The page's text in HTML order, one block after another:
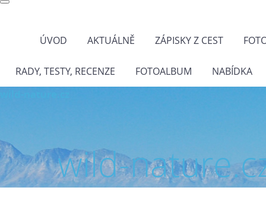
ÚVOD AKTUÁLNĚ ZÁPISKY Z CEST
RADY, TESTY, RECENZE FOTOALBUM NABÍDKA
wild-